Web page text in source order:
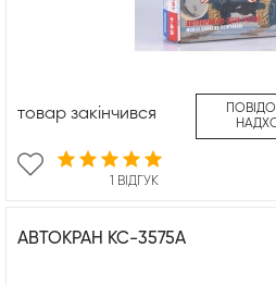
1 ВІДГУК
товар закінчився
АВТОКРАН КС-3575А